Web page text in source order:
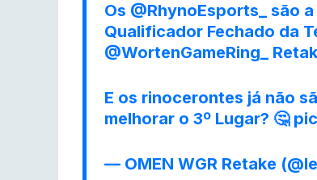
Os @RhynoEsports_ são
Qualificador Fechado da
@WortenGameRing_
E os rinocerontes já não
melhorar o 3º Lugar? 🤔
— OMEN WGR Retake